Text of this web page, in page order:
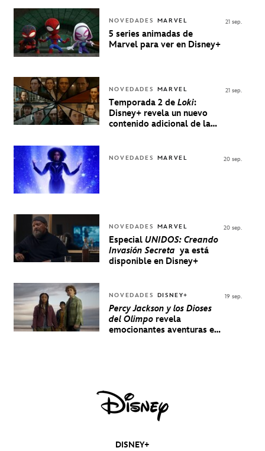
NOVEDADES MARVEL
5 series animadas de
Marvel para ver en Disney+
21 sep.
NOVEDADES MARVEL
Temporada 2 de Loki:
Disney+ revela un nuevo
contenido adicional de la
21 sep.
NOVEDADES MARVEL 20 sep.
NOVEDADES MARVEL
Especial UNIDOS: Creando
Invasión Secreta ya está
disponible en Disney+
20 sep.
NOVEDADES DISNEY+
Percy Jackson y los Dioses
del Olimporevela
emocionantes aventuras en
19 sep.
DISNEY+